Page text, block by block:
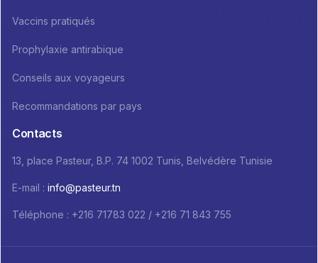
Vaccins pratiqués
Prophylaxie antirabique
Conseils aux voyageurs
Recommandations par pays
Contacts
13, place Pasteur, B.P. 74 1002 Tunis, Belvédère Tunisie
E-mail : info@pasteur.tn
Téléphone : +216 71783 022 / +216 71 843 755